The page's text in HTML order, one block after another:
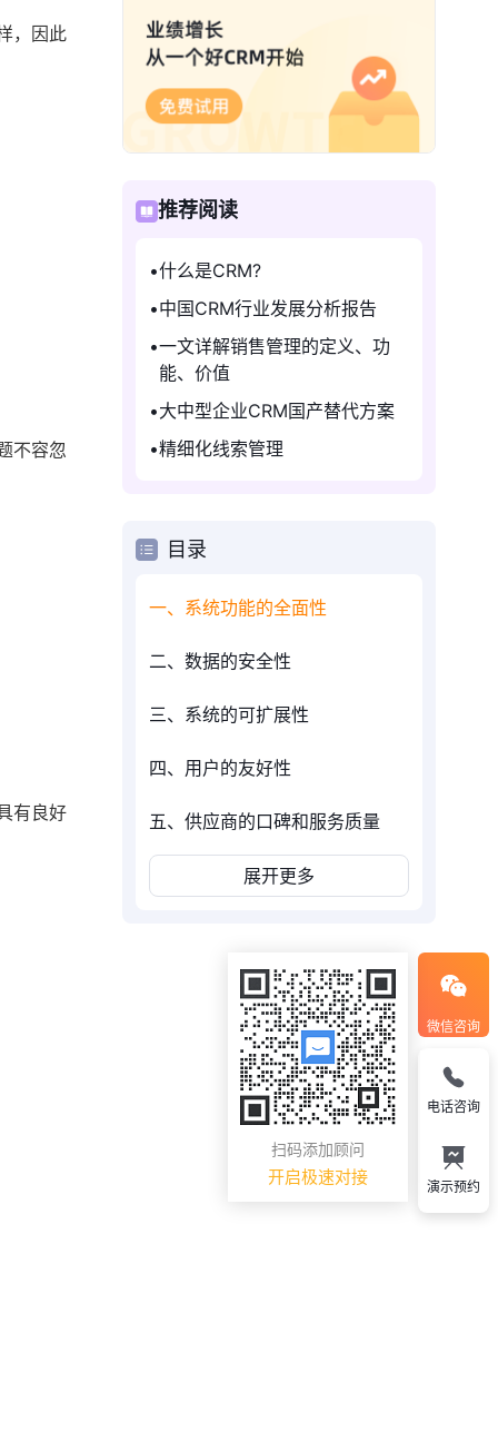
，因此
不容忽
有良好
推荐阅读
什么是CRM?
中国CRM行业发展分析报告
一文详解销售管理的定义、功
能、价值
大中型企业CRM国产替代方案
精细化线索管理
目录
一、系统功能的全面性
二、数据的安全性
三、系统的可扩展性
四、用户的友好性
五、供应商的口碑和服务质量
展开更多
微信咨询
扫码添加顾问
开启极速对接
电话咨询
演示预约